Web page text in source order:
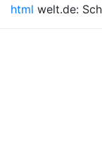
html welt.de: